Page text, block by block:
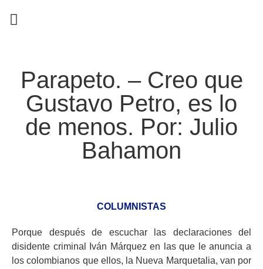
Parapeto. – Creo que
Gustavo Petro, es lo
de menos. Por: Julio
Bahamon
COLUMNISTAS
Porque después de escuchar las declaraciones del
disidente criminal Iván Márquez en las que le anuncia a
los colombianos que ellos, la Nueva Marquetalia, van por